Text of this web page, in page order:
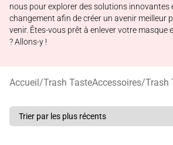
nous pour explorer des solutions innovantes
changement afin de créer un avenir meilleur
venir. Êtes-vous prêt à enlever votre masque
? Allons-y !
Accueil/Trash TasteAccessoires/Trash